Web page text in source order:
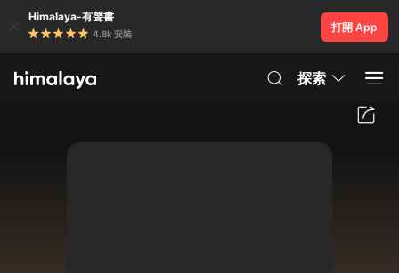
Himalaya-有聲書
4.8k 安裝
打開 App
探索